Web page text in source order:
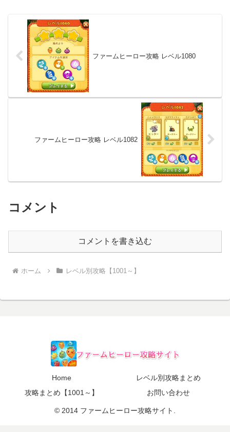
ファームヒーロー攻略 レベル1080
ファームヒーロー攻略 レベル1082
コメント
コメントを書き込む
ホーム レベル別攻略【1001～】
Home
レベル別攻略まとめ
攻略まとめ【1001～】
お問い合わせ
© 2014 ファームヒーロー攻略サイト.